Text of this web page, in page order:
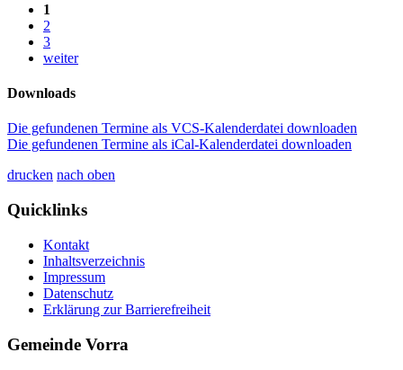
1
2
3
weiter
Downloads
Die gefundenen Termine als VCS-Kalenderdatei downloaden
Die gefundenen Termine als iCal-Kalenderdatei downloaden
drucken nach oben
Quicklinks
Kontakt
Inhaltsverzeichnis
Impressum
Datenschutz
Erklärung zur Barrierefreiheit
Gemeinde Vorra